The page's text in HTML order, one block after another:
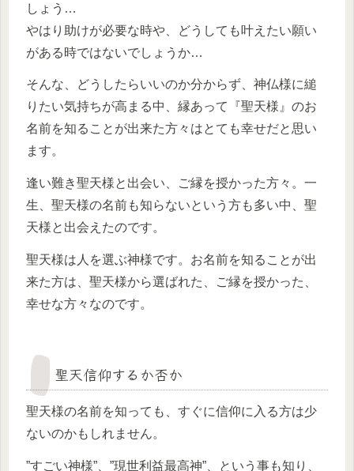
しょう…
やはり助けが必要な時や、どうしても叶えたい願い
がある時ではないでしょうか…
そんな、どうしたらいいのか分からず、神仏様に縋
りたい気持ちが高まる中、縁あって『聖天様』のお
名前を知ることが出来た方々はとても幸せだと思い
ます。
逢い難き聖天様と出会い、ご縁を授かった方々。一
生、聖天様の名前も知らないという方も多い中、聖
天様と出会えたのです。
聖天様は人を選ぶ神様です。お名前を知ることが出
来た方は、聖天様から選ばれた、ご縁を授かった、
幸せな方々なのです。
聖天信仰するか否か
聖天様の名前を知っても、すぐに信仰に入る方は少
ないのかもしれません。
”すごい神様”、”現世利益最高神”、という事も知り、